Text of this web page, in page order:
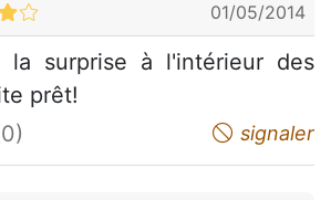
01/05/2014
la surprise à l'intérieur des
prêt!
do not appreciate signaler